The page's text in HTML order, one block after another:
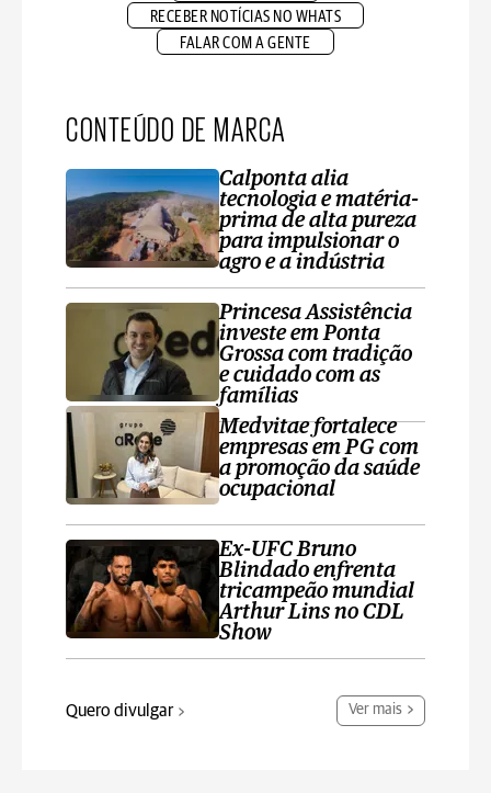
RECEBER NOTÍCIAS NO WHATS
FALAR COM A GENTE
CONTEÚDO DE MARCA
Calponta alia
tecnologia e matéria-
prima de alta pureza
para impulsionar o
agro e a indústria
Princesa Assistência
investe em Ponta
Grossa com tradição
e cuidado com as
famílias
Medvitae fortalece
empresas em PG com
a promoção da saúde
ocupacional
Ex-UFC Bruno
Blindado enfrenta
tricampeão mundial
Arthur Lins no CDL
Show
Quero divulgar Ver mais